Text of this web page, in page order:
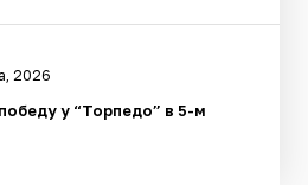
2026
у “Торпедо” в 5-м